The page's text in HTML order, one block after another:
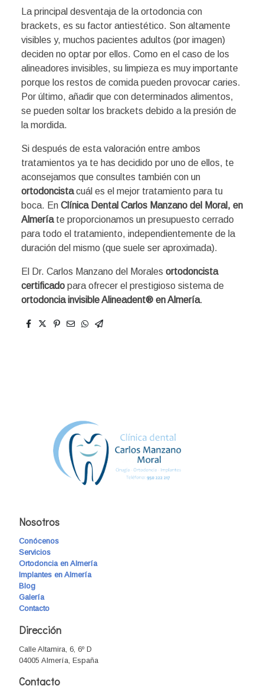
La principal desventaja de la ortodoncia con
brackets, es su factor antiestético. Son altamente
visibles y, muchos pacientes adultos (por imagen)
deciden no optar por ellos. Como en el caso de los
alineadores invisibles, su limpieza es muy importante
porque los restos de comida pueden provocar caries.
Por último, añadir que con determinados alimentos,
se pueden soltar los brackets debido a la presión de
la mordida.
Si después de esta valoración entre ambos
tratamientos ya te has decidido por uno de ellos, te
aconsejamos que consultes también con un
ortodoncistacuál es el mejor tratamiento para tu
boca. En Clínica Dental Carlos Manzano del Moral, en
Almeríate proporcionamos un presupuesto cerrado
para todo el tratamiento, independientemente de la
duración del mismo (que suele ser aproximada).
El Dr. Carlos Manzano del Morales ortodoncista
certificado para ofrecer el prestigioso sistema de
ortodoncia invisible Alineadent®️ en Almería.
Nosotros
Conócenos
Servicios
Ortodoncia en Almería
Implantes en Almería
Blog
Galería
Contacto
Dirección
Calle Altamira, 6, 6º D
04005 Almería, España
Contacto